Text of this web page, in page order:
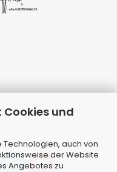
Cookies und
auch von
der Website
Angebotes zu